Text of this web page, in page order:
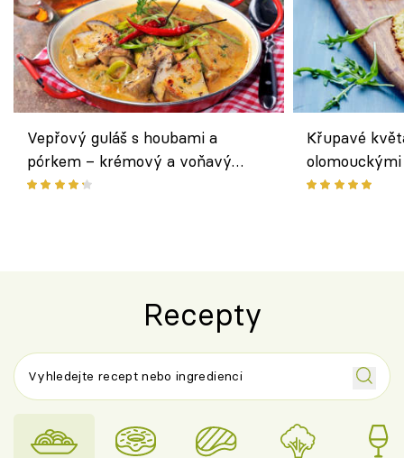
Vepřový guláš s houbami a
pórkem – krémový a voňavý
pokrm z jednoho hrnce
Křupavé
bezlepkový
Recepty